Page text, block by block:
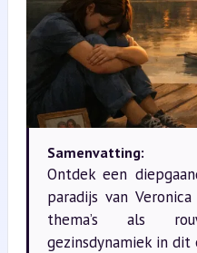
Samenvatting:
Ontdek een
paradijs van
thema’s als
gezinsdynamiek in dit